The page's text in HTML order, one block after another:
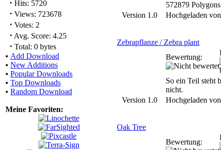
· Hits: 5720
· Views: 723678
· Votes: 2
· Avg. Score: 4.25
· Total: 0 bytes
• Add Download
• New Additions
• Popular Downloads
• Top Downloads
• Random Download
Meine Favoriten:
572879 Polygons
Version 1.0
Hochgeladen
Zebrapflanze / Zebra plant
Bewertung:
So ein Teil steht
nicht.
Version 1.0
Hochgeladen
Oak Tree
Bewertung: